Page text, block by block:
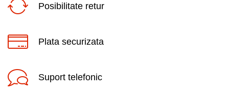
Posibilitate retur
Plata securizata
Suport telefonic